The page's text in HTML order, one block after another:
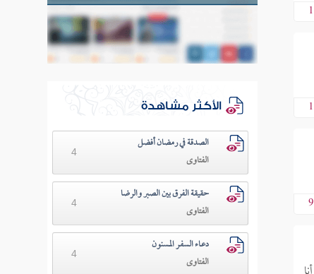
الأكثر مشاهدة
الصدقة في رمضان أفضل
الفتاوى
4
حقيقة الفرق بين الصبر والرضا
الفتاوى
4
دعـاء السفـر المسنون
الفتاوى
4